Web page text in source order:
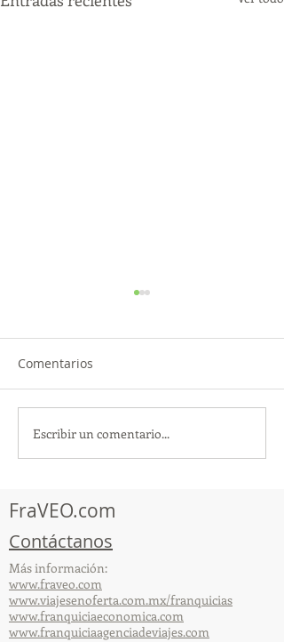
TourTravelynByFraveo
participó en la
Comentarios
Escribir un comentario...
FraVEO.com
Contáctanos
Más información:
www.fraveo.com
www.viajesenoferta.com.mx/franquicias
www.franquiciaeconomica.com
www.franquiciaagenciadeviajes.com